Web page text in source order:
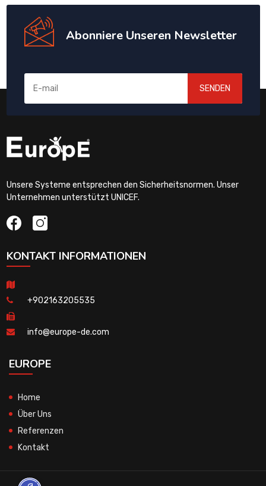
Abonniere Unseren Newsletter
SENDEN
Unsere Systeme entsprechen den Sicherheitsnormen. Unser
Unternehmen unterstützt UNICEF.
KONTAKT INFORMATIONEN
+902163205535
info@europe-de.com
EUROPE
Home
Über Uns
Referenzen
Kontakt